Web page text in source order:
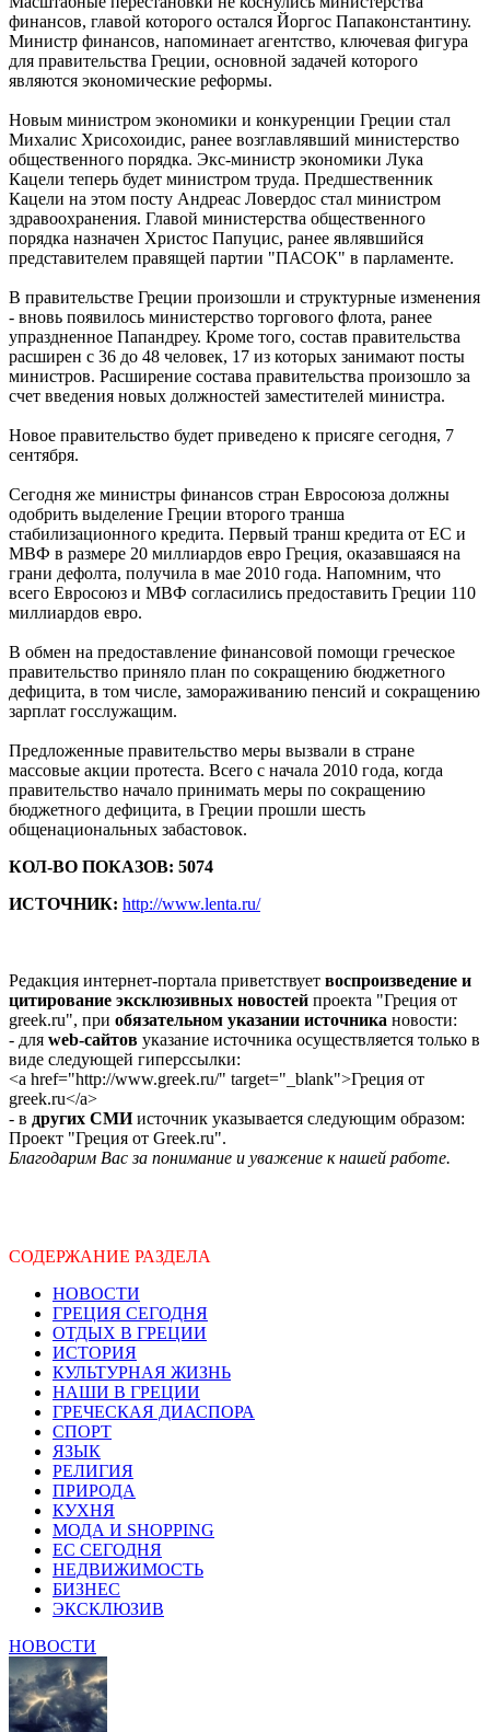
финансов, главой которого остался Йоргос Папаконстантину.
Министр финансов, напоминает агентство, ключевая фигура
для правительства Греции, основной задачей которого
являются экономические реформы.
Новым министром экономики и конкуренции Греции стал
Михалис Хрисохоидис, ранее возглавлявший министерство
общественного порядка. Экс-министр экономики Лука
Кацели теперь будет министром труда. Предшественник
Кацели на этом посту Андреас Ловердос стал министром
здравоохранения. Главой министерства общественного
порядка назначен Христос Папуцис, ранее являвшийся
представителем правящей партии "ПАСОК" в парламенте.
В правительстве Греции произошли и структурные изменения
- вновь появилось министерство торгового флота, ранее
упраздненное Папандреу. Кроме того, состав правительства
расширен с 36 до 48 человек, 17 из которых занимают посты
министров. Расширение состава правительства произошло за
счет введения новых должностей заместителей министра.
Новое правительство будет приведено к присяге сегодня, 7
сентября.
Сегодня же министры финансов стран Евросоюза должны
одобрить выделение Греции второго транша
стабилизационного кредита. Первый транш кредита от ЕС и
МВФ в размере 20 миллиардов евро Греция, оказавшаяся на
грани дефолта, получила в мае 2010 года. Напомним, что
всего Евросоюз и МВФ согласились предоставить Греции 110
миллиардов евро.
В обмен на предоставление финансовой помощи греческое
правительство приняло план по сокращению бюджетного
дефицита, в том числе, замораживанию пенсий и сокращению
зарплат госслужащим.
Предложенные правительство меры вызвали в стране
массовые акции протеста. Всего с начала 2010 года, когда
правительство начало принимать меры по сокращению
бюджетного дефицита, в Греции прошли шесть
общенациональных забастовок.
КОЛ-ВО ПОКАЗОВ: 5074
ИСТОЧНИК: http://www.lenta.ru/
Редакция интернет-портала приветствует воспроизведение и
цитирование эксклюзивных новостей проекта "Греция от
greek.ru", при обязательном указании источника новости:
- для web-сайтов указание источника осуществляется только в
виде следующей гиперссылки:
<a href="http://www.greek.ru/" target="_blank">Греция от
greek.ru</a>
- в других СМИисточник указывается следующим образом:
Проект "Греция от Greek.ru".
Благодарим Вас за понимание и уважение к нашей работе.
СОДЕРЖАНИЕ РАЗДЕЛА
НОВОСТИ
ГРЕЦИЯ СЕГОДНЯ
ОТДЫХ В ГРЕЦИИ
ИСТОРИЯ
КУЛЬТУРНАЯ ЖИЗНЬ
НАШИ В ГРЕЦИИ
ГРЕЧЕСКАЯ ДИАСПОРА
СПОРТ
ЯЗЫК
РЕЛИГИЯ
ПРИРОДА
КУХНЯ
МОДА И SHOPPING
ЕС СЕГОДНЯ
НЕДВИЖИМОСТЬ
БИЗНЕС
ЭКСКЛЮЗИВ
НОВОСТИ